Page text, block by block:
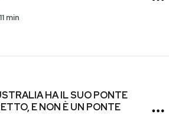
11 min
HA IL SUO PONTE
E NON È UN PONTE